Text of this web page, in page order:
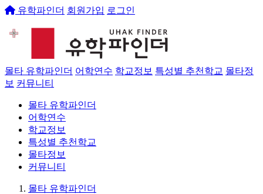
유학파인더 회원가입 로그인
몰타 유학파인더 어학연수 학교정보 특성별 추천학교 몰타정
보 커뮤니티
몰타 유학파인더
어학연수
학교정보
특성별 추천학교
몰타정보
커뮤니티
몰타 유학파인더